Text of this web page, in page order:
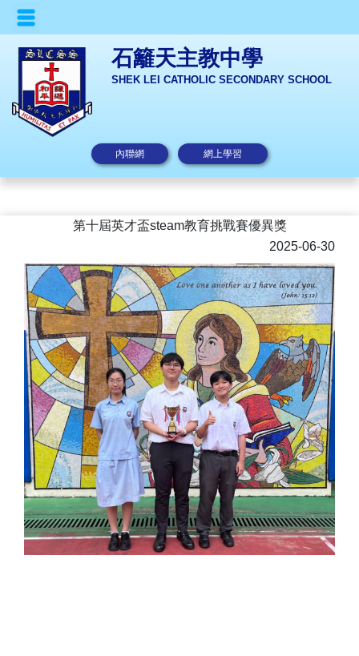
石籬天主教中學
SHEK LEI CATHOLIC SECONDARY SCHOOL
內聯網 網上學習
第十屆英才盃steam教育挑戰賽優異獎
2025-06-30